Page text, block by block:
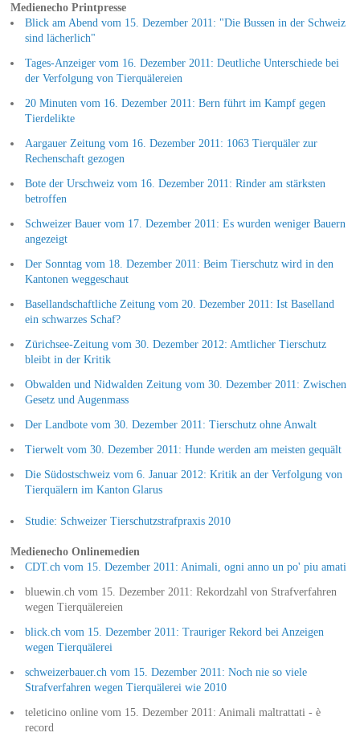
Medienecho Printpresse
Blick am Abend vom 15. Dezember 2011: "Die Bussen in der Schweiz
sind lächerlich"
Tages-Anzeiger vom 16. Dezember 2011: Deutliche Unterschiede bei
der Verfolgung von Tierquälereien
20 Minuten vom 16. Dezember 2011: Bern führt im Kampf gegen
Tierdelikte
Aargauer Zeitung vom 16. Dezember 2011: 1063 Tierquäler zur
Rechenschaft gezogen
Bote der Urschweiz vom 16. Dezember 2011: Rinder am stärksten
betroffen
Schweizer Bauer vom 17. Dezember 2011: Es wurden weniger Bauern
angezeigt
Der Sonntag vom 18. Dezember 2011: Beim Tierschutz wird in den
Kantonen weggeschaut
Basellandschaftliche Zeitung vom 20. Dezember 2011: Ist Baselland
ein schwarzes Schaf?
Zürichsee-Zeitung vom 30. Dezember 2012: Amtlicher Tierschutz
bleibt in der Kritik
Obwalden und Nidwalden Zeitung vom 30. Dezember 2011: Zwischen
Gesetz und Augenmass
Der Landbote vom 30. Dezember 2011: Tierschutz ohne Anwalt
Tierwelt vom 30. Dezember 2011: Hunde werden am meisten gequält
Die Südostschweiz vom 6. Januar 2012: Kritik an der Verfolgung von
Tierquälern im Kanton Glarus
Studie: Schweizer Tierschutzstrafpraxis 2010
Medienecho Onlinemedien
CDT.ch vom 15. Dezember 2011: Animali, ogni anno un po' piu amati
bluewin.ch vom 15. Dezember 2011: Rekordzahl von Strafverfahren
wegen Tierquälereien
blick.ch vom 15. Dezember 2011: Trauriger Rekord bei Anzeigen
wegen Tierquälerei
schweizerbauer.ch vom 15. Dezember 2011: Noch nie so viele
Strafverfahren wegen Tierquälerei wie 2010
teleticino online vom 15. Dezember 2011: Animali maltrattati - è
record